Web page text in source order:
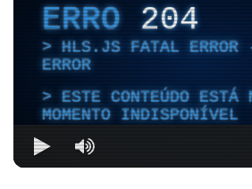
ERRO204
HLS.JS FATAL ERROR
ERROR
ESTE CONTEÚDO ESTÁ
MOMENTO INDISPONÍVEL